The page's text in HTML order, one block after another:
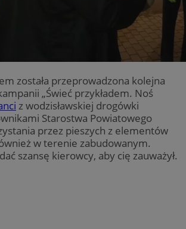
została przeprowadzona kolejna
„Świeć przykładem. Noś
z wodzisławskiej drogówki
Starostwa Powiatowego
przez pieszych z elementów
w terenie zabudowanym.
szansę kierowcy, aby cię zauważył.